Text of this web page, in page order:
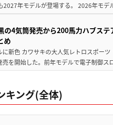
2027年モデルが登場する。 2026年モ
の4気筒発売から200馬力ハブス
め
新色 カワサキの大人気レトロスポー
売を開始した。前年モデルで電子制御
キング(全体)